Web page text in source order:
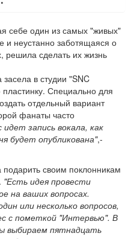
себе один из самых "живых"
и неустанно заботящаяся о
решила сделать их жизнь
в студии "SNC
Специально для
отдельный вариант
фанаты часто
идет запись вокала, как
будет опубликована",-
своим поклонникам
"Есть идея провести
на ваших вопросах.
или несколько вопросов,
с пометкой "Интервью". В
выбираем пятнадцать